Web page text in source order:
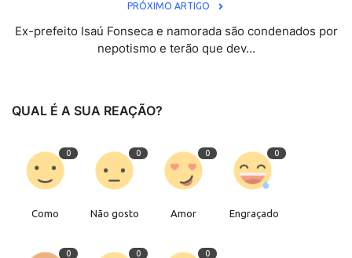
PRÓXIMO ARTIGO
Ex-prefeito Isaú Fonseca e namorada são condenados por
nepotismo e terão que dev...
QUAL É A SUA REAÇÃO?
0
Como
0
Não gosto
0
Amor
0
Engraçado
0 0 0